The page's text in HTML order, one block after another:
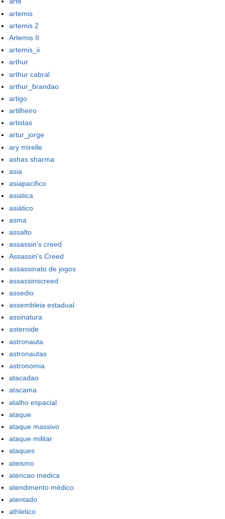
artemis
artemis 2
Artemis II
artemis_ii
arthur
arthur cabral
arthur_brandao
artigo
artilheiro
artistas
artur_jorge
ary mirelle
ashas sharma
asia
asiapacifico
asiatica
asiático
asma
assalto
assassin's creed
Assassin's Creed
assassinato de jogos
assassinscreed
assedio
assembleia estadual
assinatura
asteroide
astronauta
astronautas
astronomia
atacadao
atacama
atalho espacial
ataque
ataque massivo
ataque militar
ataques
ateismo
atencao medica
atendimento médico
atentado
athletico